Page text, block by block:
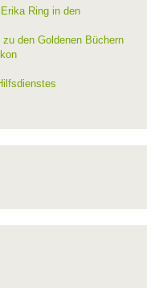
Ring in den
den Goldenen Büchern